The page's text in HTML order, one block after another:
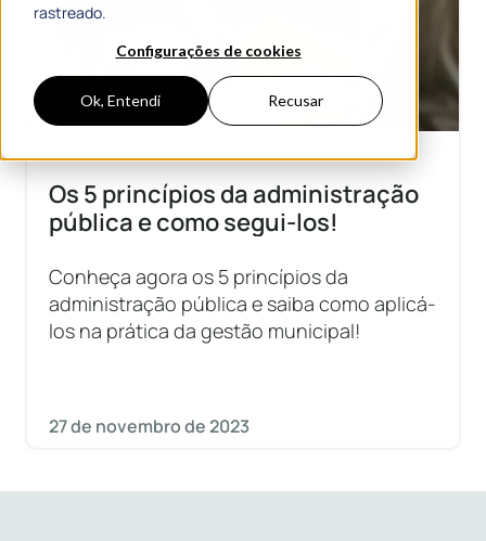
rastreado.
Configurações de cookies
Ok, Entendi Recusar
Os 5 princípios da administração
pública e como segui-los!
Conheça agora os 5 princípios da
administração pública e saiba como aplicá-
los na prática da gestão municipal!
27 de novembro de 2023